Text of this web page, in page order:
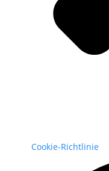
Cookie-Richtlinie